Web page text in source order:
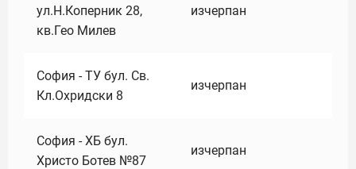
ул.Н.Коперник 28,
кв.Гео Милев
изчерпан
София - ТУ бул. Св.
Кл.Охридски 8
изчерпан
София - ХБ бул.
Христо Ботев №87
изчерпан